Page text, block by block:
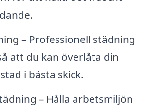
– Professionell städning
att du kan överlåta din
i bästa skick.
– Hålla arbetsmiljön